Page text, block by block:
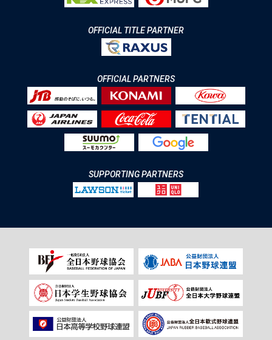
OFFICIAL TITLE PARTNER
OFFICIAL PARTNERS
SUPPORTING PARTNERS